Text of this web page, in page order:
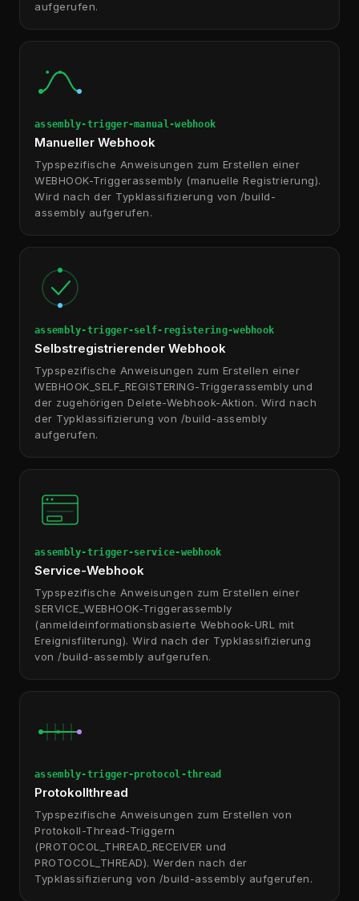
aufgerufen.
assembly-trigger-manual-webhook
Manueller Webhook
Typspezifische Anweisungen zum Erstellen einer
WEBHOOK-Triggerassembly (manuelle Registrierung).
Wird nach der Typklassifizierung von /build-
assembly aufgerufen.
assembly-trigger-self-registering-webhook
Selbstregistrierender Webhook
Typspezifische Anweisungen zum Erstellen einer
WEBHOOK_SELF_REGISTERING-Triggerassembly und
der zugehörigen Delete-Webhook-Aktion. Wird nach
der Typklassifizierung von /build-assembly
aufgerufen.
assembly-trigger-service-webhook
Service-Webhook
Typspezifische Anweisungen zum Erstellen einer
SERVICE_WEBHOOK-Triggerassembly
(anmeldeinformationsbasierte Webhook-URL mit
Ereignisfilterung). Wird nach der Typklassifizierung
von /build-assembly aufgerufen.
assembly-trigger-protocol-thread
Protokollthread
Typspezifische Anweisungen zum Erstellen von
Protokoll-Thread-Triggern
(PROTOCOL_THREAD_RECEIVER und
PROTOCOL_THREAD). Werden nach der
Typklassifizierung von /build-assembly aufgerufen.